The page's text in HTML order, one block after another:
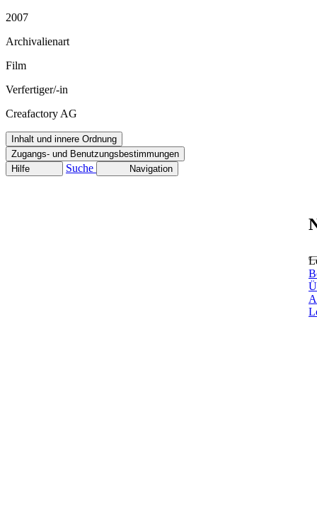
2007
Archivalienart
Film
Verfertiger/-in
Creafactory AG
Inhalt und innere Ordnung
Zugangs- und Benutzungsbestimmungen
Hilfe
Suche Navigation